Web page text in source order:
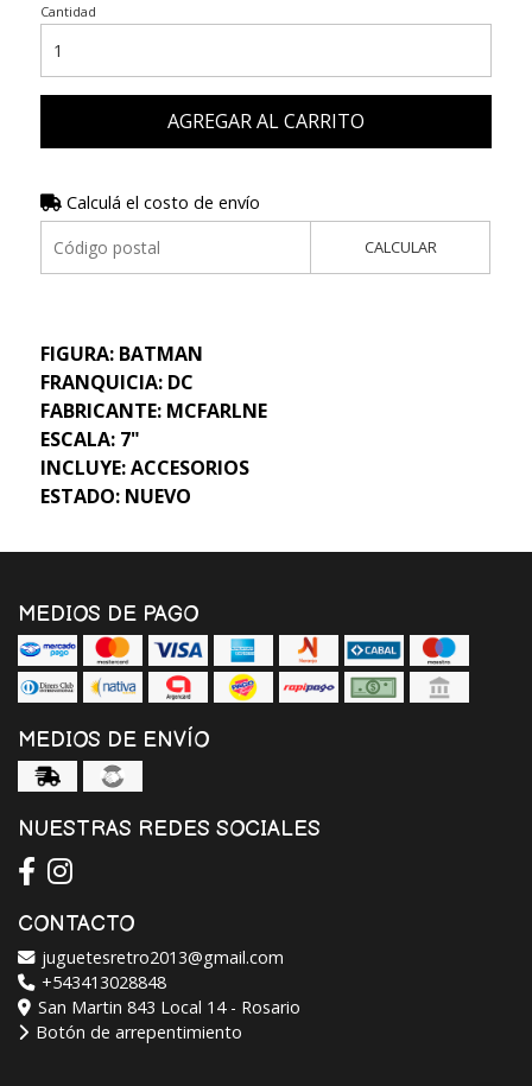
Cantidad
AGREGAR AL CARRITO
Calculá el costo de envío
CALCULAR
FIGURA: BATMAN
FRANQUICIA: DC
FABRICANTE: MCFARLNE
ESCALA: 7"
INCLUYE: ACCESORIOS
ESTADO: NUEVO
MEDIOS DE PAGO
MEDIOS DE ENVÍO
NUESTRAS REDES SOCIALES
CONTACTO
juguetesretro2013@gmail.com
+543413028848
San Martin 843 Local 14 - Rosario
Botón de arrepentimiento